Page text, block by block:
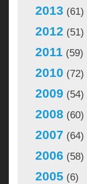
2013 (61)
2012 (51)
2011 (59)
2010 (72)
2009 (54)
2008 (60)
2007 (64)
2006 (58)
2005 (6)